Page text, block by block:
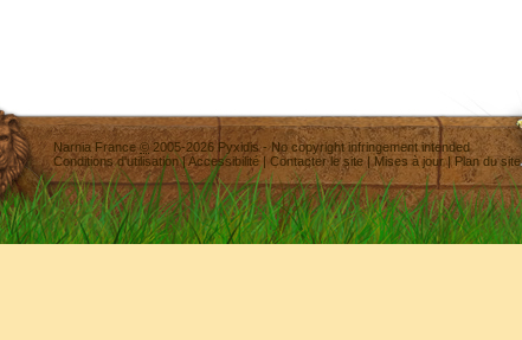
Narnia France ©2005-2026 Pyxidis- No copyright infringement intended
Conditions d'utilisation|Accessibilité| Contacter le site|Mises à jour| Plan du site